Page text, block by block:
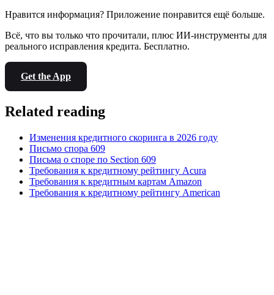
Нравится информация? Приложение понравится ещё больше.
Всё, что вы только что прочитали, плюс ИИ-инструменты для
реального исправления кредита. Бесплатно.
Get the App
Related reading
Изменения кредитного скоринга в 2026 году
Письмо спора 609
Письма о споре по Section 609
Требования к кредитному рейтингу Acura
Требования к кредитным картам Amazon
Требования к кредитному рейтингу American